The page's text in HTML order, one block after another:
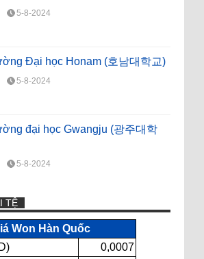
5-8-2024
Đại học Honam (호남대학교)
5-8-2024
đại học Gwangju (광주대학
5-8-2024
TỆ
Won Hàn Quốc
0,0007